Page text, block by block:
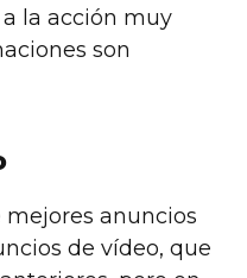
la acción muy
son
anuncios
de vídeo, que